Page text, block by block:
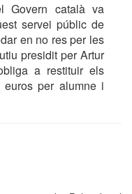
Govern català va
servei públic de
en no res per les
presidit per Artur
a restituir els
per alumne i